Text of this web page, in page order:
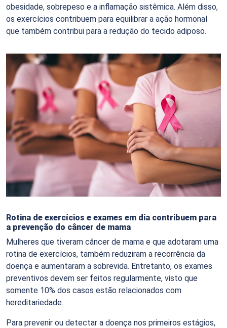
obesidade, sobrepeso e a inflamação sistêmica. Além disso,
os exercícios contribuem para equilibrar a ação hormonal
que também contribui para a redução do tecido adiposo.
Rotina de exercícios e exames em dia contribuem para
a prevenção do câncer de mama
Mulheres que tiveram câncer de mama e que adotaram uma
rotina de exercícios, também reduziram a recorrência da
doença e aumentaram a sobrevida. Entretanto, os exames
preventivos devem ser feitos regularmente, visto que
somente 10% dos casos estão relacionados com
hereditariedade.
Para prevenir ou detectar a doença nos primeiros estágios,